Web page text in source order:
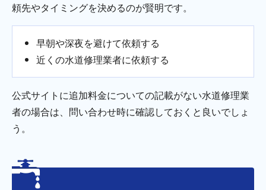
頼先やタイミングを決めるのが賢明です。
早朝や深夜を避けて依頼する
近くの水道修理業者に依頼する
公式サイトに追加料金についての記載がない水道修理業
者の場合は、問い合わせ時に確認しておくと良いでしょ
う。